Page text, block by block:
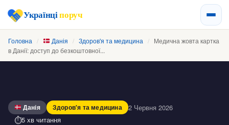
Українціпоруч
Головна / Данія / Здоров'я та медицина /
Медична жовта картка
в Данії: доступ до безкоштовної...
Данія Здоров'я та медицина
2 Червня 2026
5 хв читання